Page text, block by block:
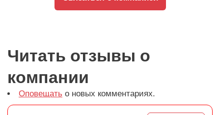
Читать отзывы о
компании
Оповещать о новых комментариях.